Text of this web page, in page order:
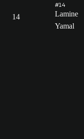
14
#14
Lamine
Yamal